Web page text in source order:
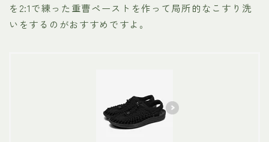
を2:1で練った重曹ペーストを作って局所的なこすり洗
いをするのがおすすめですよ。